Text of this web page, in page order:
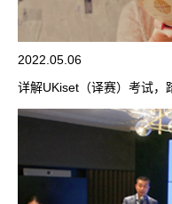
2022.05.06
详解UKiset（译赛）考试，